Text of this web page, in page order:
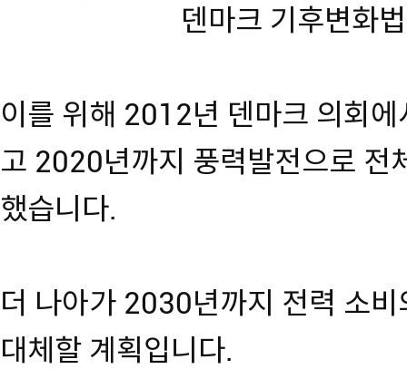
덴마크 기후변화
이를 위해 2012년 덴마크 의회
고 2020년까지 풍력발전으로 전
했습니다.
더 나아가 2030년까지 전력 소
대체할 계획입니다.